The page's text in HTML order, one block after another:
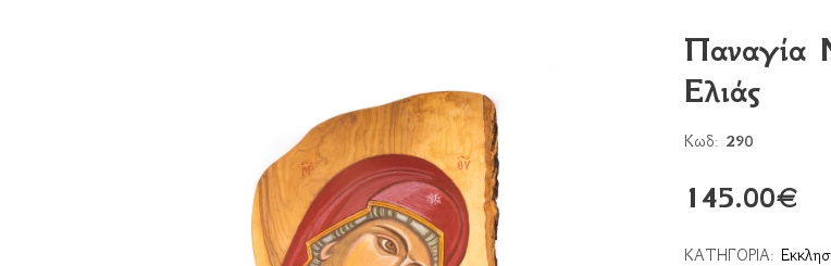
Παναγία
Ελιάς
Κωδ: 290
145.00€
ΚΑΤΗΓΟΡΙΑ: